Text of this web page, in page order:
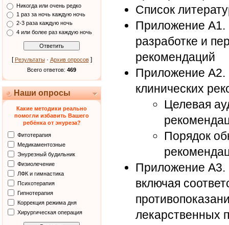
Никогда или очень редко
1 раз за ночь каждую ночь
2-3 раза каждую ночь
4 или более раз каждую ночь
[ Результаты· Архив опросов]
Всего ответов: 469
Наши опросы
Какие методики реально
помогли избавить Вашего
ребёнка от энуреза?
Фитотерапия
Медикаментозные
Энурезный будильник
Физиолечение
ЛФК и гимнастика
Психотерапия
Гипнотерапия
Коррекция режима дня
Хирургическая операция
Список
Приложение А1.
разработке и
рекомендаций
Приложение А2.
клинических
Целевая
Порядок
Приложение
включая
лекарственных